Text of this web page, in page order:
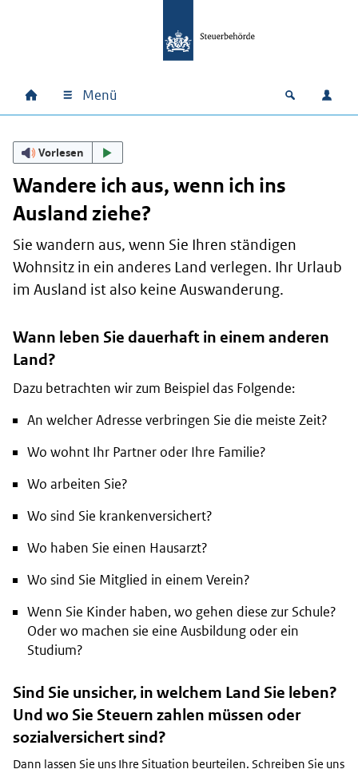
Hauptnavigation
Home Menü Open
Vorlesen
Wandere ich aus, wenn ich ins
Ausland ziehe?
Sie wandern aus, wenn Sie Ihren ständigen
Wohnsitz in ein anderes Land verlegen. Ihr Urlaub
im Ausland ist also keine Auswanderung.
Wann leben Sie dauerhaft in einem anderen
Land?
Dazu betrachten wir zum Beispiel das Folgende:
An welcher Adresse verbringen Sie die meiste Zeit?
Wo wohnt Ihr Partner oder Ihre Familie?
Wo arbeiten Sie?
Wo sind Sie krankenversichert?
Wo haben Sie einen Hausarzt?
Wo sind Sie Mitglied in einem Verein?
Wenn Sie Kinder haben, wo gehen diese zur Schule?
Oder wo machen sie eine Ausbildung oder ein
Studium?
Sind Sie unsicher, in welchem Land Sie leben?
Und wo Sie Steuern zahlen müssen oder
sozialversichert sind?
Dann lassen Sie uns Ihre Situation beurteilen. Schreiben Sie uns